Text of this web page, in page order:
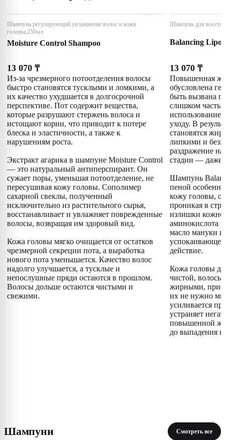
Шампунь регулирующий увлажнение волос и кожи
головы,250мл
Moisture Control Shampoo
13 070 ₸
Из-за чрезмерного потоотделения волосы
быстро становятся тусклыми и ломкими, а
их качество ухудшается в долгосрочной
перспективе. Пот содержит вещества,
которые разрушают стержень волоса и
истощают корни, что приводит к потере
блеска и эластичности, а также к
нарушениям роста.
Экстракт агарика в шампуне Moisture Control
— это натуральный антиперспирант. Он
сужает поры, уменьшая потоотделение, не
пересушивая кожу головы. Сополимер
сахарной свеклы, полученный
исключительно из растительного сырья,
восстанавливает и увлажняет поврежденные
волосы, возвращая им здоровый вид.
Кожа головы мягко очищается от остатков
чрезмерной секреции пота, а выработка
нового пота уменьшается. Качество волос
надолго улучшается, а тусклые и
непослушные пряди остаются в прошлом.
Волосы дольше остаются чистыми и
свежими.
Шампунь для
Balancing
13 070 ₸
Повышенная
обусловлена
быть вызвана
слишком
уходу. В
становятся
липкими и
раздражение
стадии — даже
Шампунь
пеной
кожу головы,
проникая в
излишки
аминокислота
масло мануки
действие.
Кожа головы
чистой, волосы
жирными,
их не нужно
усиливается
устраняет
повышенной
до выпадения
Шампуни Смотреть все